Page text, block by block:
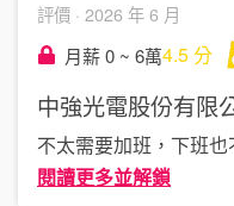
評價 · 2026 年 6 月
月薪 0 ~ 6萬4.5分
中強光電股份有限
不太需要加班，下班也
閱讀更多並解鎖